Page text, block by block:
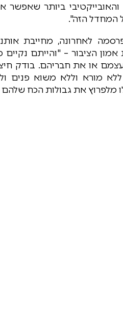
והאובייקטיבי ביותר
המחדל הזה".
לאחרונה, מחייבת
הציבור – "והייתם
או את חבריהם. בודק
מורא וללא משוא פנים
מלפרוץ את גבולות הכח שלהם